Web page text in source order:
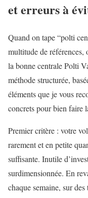
et erreurs à
Quand on tape “polti
multitude de références,
la bonne centrale Polti
méthode structurée,
éléments que je vous
concrets pour bien faire
Premier critère : votre
rarement et en petite
suffisante. Inutile
surdimensionnée. En
chaque semaine, sur